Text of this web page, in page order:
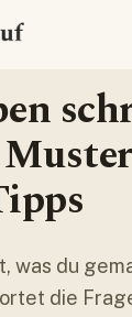
was du
die